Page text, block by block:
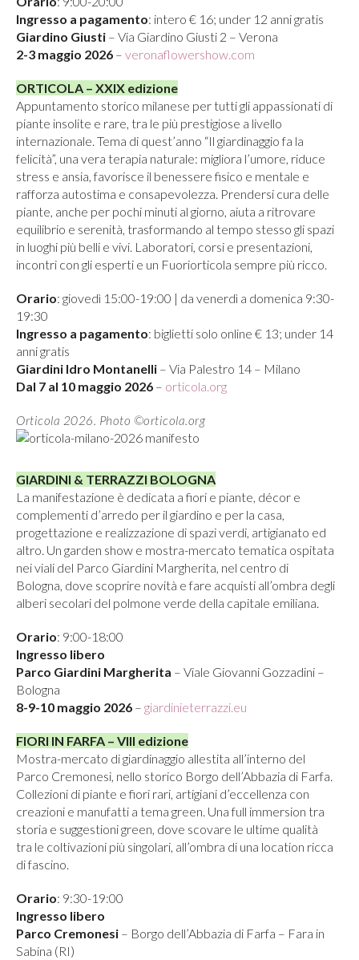
Ingresso a pagamento: intero € 16; under 12 anni gratis
Giardino Giusti – Via Giardino Giusti 2 – Verona
2-3 maggio 2026 – veronaflowershow.com
ORTICOLA – XXIX edizione
Appuntamento storico milanese per tutti gli appassionati di
piante insolite e rare, tra le più prestigiose a livello
internazionale. Tema di quest’anno “Il giardinaggio fa la
felicità”, una vera terapia naturale: migliora l’umore, riduce
stress e ansia, favorisce il benessere fisico e mentale e
rafforza autostima e consapevolezza. Prendersi cura delle
piante, anche per pochi minuti al giorno, aiuta a ritrovare
equilibrio e serenità, trasformando al tempo stesso gli spazi
in luoghi più belli e vivi. Laboratori, corsi e presentazioni,
incontri con gli esperti e un Fuoriorticola sempre più ricco.
Orario: giovedì 15:00-19:00 | da venerdì a domenica 9:30-
19:30
Ingresso a pagamento: biglietti solo online € 13; under 14
anni gratis
Giardini Idro Montanelli – Via Palestro 14 – Milano
Dal 7 al 10 maggio 2026 – orticola.org
Orticola 2026. Photo ©orticola.org
GIARDINI & TERRAZZI BOLOGNA
La manifestazione è dedicata a fiori e piante, décor e
complementi d’arredo per il giardino e per la casa,
progettazione e realizzazione di spazi verdi, artigianato ed
altro. Un garden show e mostra-mercato tematica ospitata
nei viali del Parco Giardini Margherita, nel centro di
Bologna, dove scoprire novità e fare acquisti all’ombra degli
alberi secolari del polmone verde della capitale emiliana.
Orario: 9:00-18:00
Ingresso libero
Parco Giardini Margherita – Viale Giovanni Gozzadini –
Bologna
8-9-10 maggio 2026 – giardinieterrazzi.eu
FIORI IN FARFA – VIII edizione
Mostra-mercato di giardinaggio allestita all’interno del
Parco Cremonesi, nello storico Borgo dell’Abbazia di Farfa.
Collezioni di piante e fiori rari, artigiani d’eccellenza con
creazioni e manufatti a tema green. Una full immersion tra
storia e suggestioni green, dove scovare le ultime qualità
tra le coltivazioni più singolari, all’ombra di una location ricca
di fascino.
Orario: 9:30-19:00
Ingresso libero
Parco Cremonesi – Borgo dell’Abbazia di Farfa – Fara in
Sabina (RI)